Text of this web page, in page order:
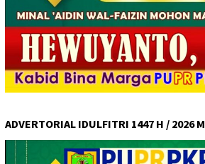
ADVERTORIAL IDULFITRI 1447 H / 2026 M